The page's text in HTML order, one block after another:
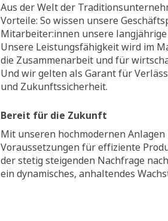
Aus der Welt der
Vorteile: So wissen unsere
Mitarbeiter:innen unsere
Unsere Leistungsfähigkeit wird im
die Zusammenarbeit und für
Und wir gelten als Garant für
und Zukunftssicherheit.
Bereit für die Zukunft
Mit unseren hochmodernen
Voraussetzungen für effiziente
der stetig steigenden Nachfrage
ein dynamisches, anhaltendes